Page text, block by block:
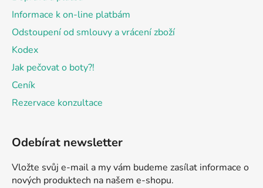
Informace k on-line platbám
Odstoupení od smlouvy a vrácení zboží
Kodex
Jak pečovat o boty?!
Ceník
Rezervace konzultace
Odebírat newsletter
Vložte svůj e-mail a my vám budeme zasílat informace o
nových produktech na našem e-shopu.